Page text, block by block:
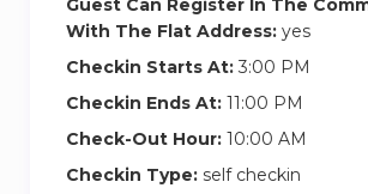
tout comme nos merveilleux
Les trottoirs lumineux et immaculés
cafés et restaurants charmants où
vous asseoir si vos pieds sont
Guest Can Register In The
With The Flat Address: yes
Checkin Starts At: 3:00 PM
Checkin Ends At: 11:00 PM
Check-Out Hour: 10:00 AM
Checkin Type: self checkin